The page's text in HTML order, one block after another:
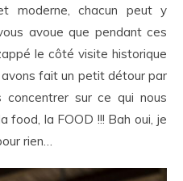
moderne, chacun peut y
avoue que pendant ces
le côté visite historique
fait un petit détour par
sur ce qui nous
food, la FOOD !!! Bah oui, je
rien…